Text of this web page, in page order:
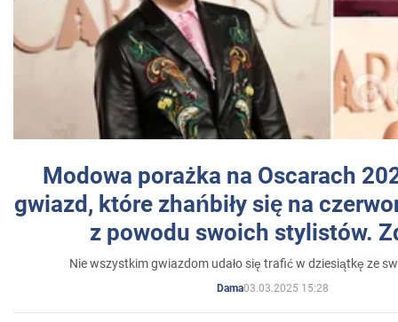
Modowa porażka na Oscarach
gwiazd, które zhańbiły się na
z powodu swoich stylistów.
Nie wszystkim gwiazdom udało się trafić w dziesiątkę ze
Dama03.03.2025 15:28